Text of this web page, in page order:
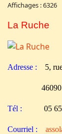
Affichages : 6326
La Ruche
Adresse : 5,
46090
Tél : 05
Courriel :